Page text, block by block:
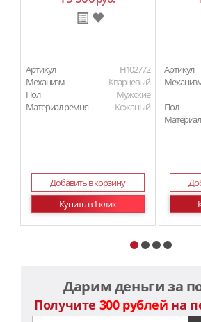
Артикул
H102772
Механизм
Кварцевый
Пол
Мужские
Материал ремня
Кожаный
Добавить в корзину
Купить в 1 клик
Артикул
Пол
Дарим деньги за
Получите 300 рублей на